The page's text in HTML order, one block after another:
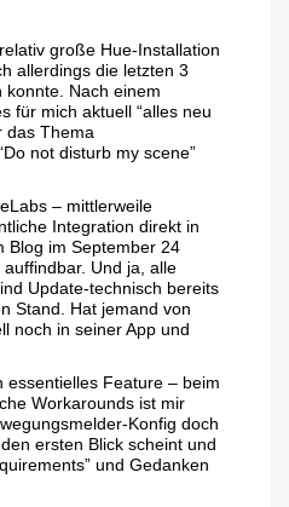
große Hue-Installation
allerdings die letzten 3
Nach einem
für mich aktuell “alles neu
das Thema
not disturb my scene”
– mittlerweile
Integration direkt in
Blog im September 24
Und ja, alle
Update-technisch bereits
Stand. Hat jemand von
noch in seiner App und
essentielles Feature – beim
Workarounds ist mir
Konfig doch
ersten Blick scheint und
und Gedanken